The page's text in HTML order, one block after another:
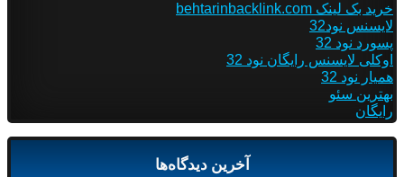
خرید بک لینک behtarinbacklink.com
لایسنس نود32
پسورد نود 32
اوکلی لایسنس رایگان نود 32
همیار نود 32
بهترین سئو
رایگان
آخرین دیدگاه‌ها